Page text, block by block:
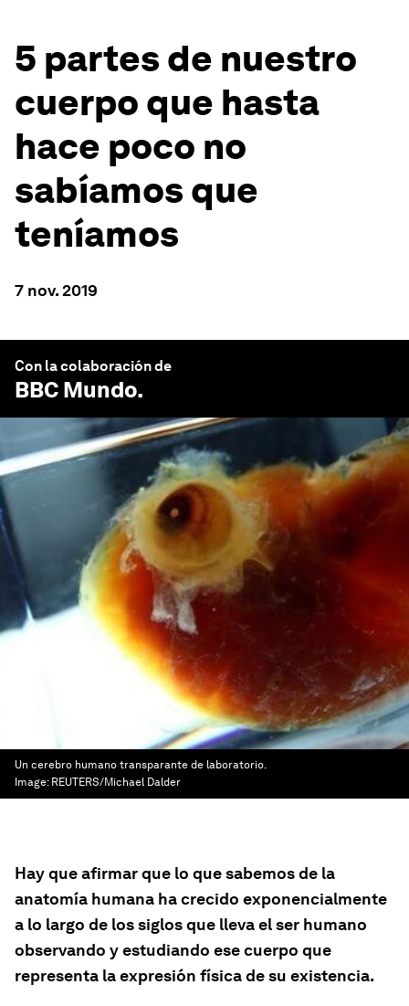
5 partes de nuestro
cuerpo que hasta
hace poco no
sabíamos que
teníamos
7 nov. 2019
Con la colaboración de
BBC Mundo.
Un cerebro humano transparante de laboratorio.
Image: REUTERS/Michael Dalder
Hay que afirmar que lo que sabemos de la
anatomía humana ha crecido exponencialmente
a lo largo de los siglos que lleva el ser humano
observando y estudiando ese cuerpo que
representa la expresión física de su existencia.